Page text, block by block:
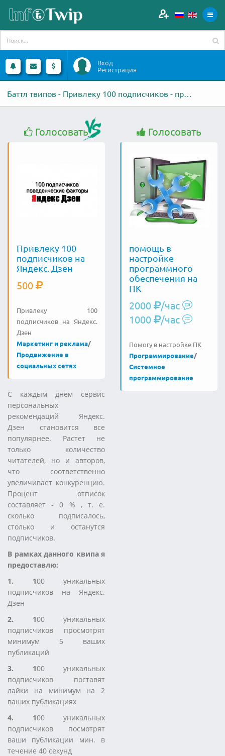
Вход
Регистрация
Баттл твипов - Привлеку 100 подписчиков - против - помощь в настройке
Голосовать
Привлеку 100
подписчиков на
Яндекс. Дзен
500
Привлеку 100
подписчиков на Яндекс.
Дзен
Маркетинг и реклама/
Продвижение в
социальных сетях
С каждым днем сервис
персональных
рекомендаций Яндекс.
Дзен становится все
популярнее. Растет не
только количество
читателей, но и авторов,
что соответственно
увеличивает конкуренцию.
Процент отписок
составляет - 0 % , т. е.
сколько подписалось,
столько и останутся
подписчиков.
В рамках данного квипа я
предоставлю:
1. 100 уникальных
подписчиков на Яндекс.
Дзен
2. 100 уникальных
подписчиков просмотрят
минимум 5 ваших
публикаций
3. 100 уникальных
подписчиков поставят
лайки на минимум на 2
ваших публикациях
4. 100 уникальных
подписчиков посмотрят
ваши публикации мин. в
течение 40 секунд
Голосовать
помощь в
настройке
программного
обеспечения на
ПК
2000
/час
1000
/час
Помогу в настройке ПК
Программирование/
Системное
программирование